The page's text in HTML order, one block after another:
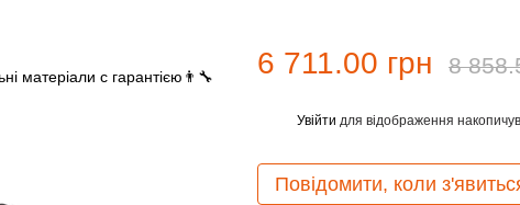
6 711.00 грн 8
Увійти для відображення
Повідомити, коли